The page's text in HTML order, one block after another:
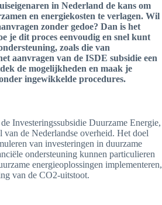
in Nederland de kans om
en energiekosten te verlagen. Wil
zonder gedoe? Dan is het
je dit proces eenvoudig en snel kunt
zoals die van
aanvragen van de ISDE subsidie een
de mogelijkheden en maak je
ingewikkelde procedures.
Investeringssubsidie Duurzame Energie,
van de Nederlandse overheid. Het doel
van investeringen in duurzame
ondersteuning kunnen particulieren
energieoplossingen implementeren,
van de CO2-uitstoot.